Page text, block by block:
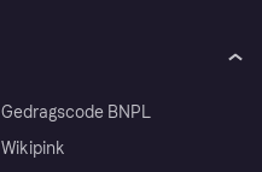
Gedragscode BNPL
Wikipink